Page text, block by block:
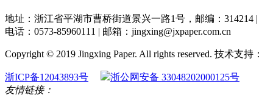
地址：浙江省平湖市曹桥街道景兴一路1号，邮编：314214 |
电话：0573-85960111 | 邮箱：jingxing@jxpaper.com.cn
Copyright © 2019 Jingxing Paper. All rights reserved. 技术支持：
浙ICP备12043893号
浙公网安备 33048202000125号
友情链接：